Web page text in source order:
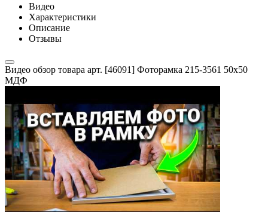
Видео
Характеристики
Описание
Отзывы
Видео обзор товара арт. [46091] Фоторамка 215-3561 50x50
МДФ